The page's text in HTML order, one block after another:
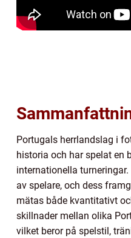
Portugals herrlandslag i
historia och har spelat en
internationella
av spelare, och dess
mätas både kvantitativt
skillnader mellan olika
vilket beror på spelstil,